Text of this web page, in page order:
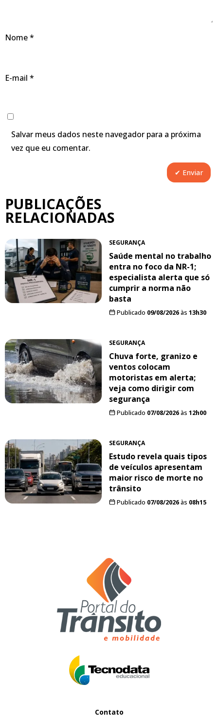
Nome*
E-mail *
Salvar meus dados neste navegador para a próxima
vez que eu comentar.
PUBLICAÇÕES
RELACIONADAS
SEGURANÇA
Saúde mental no trabalho
entra no foco da NR-1;
especialista alerta que só
cumprir a norma não
basta
Publicado 09/08/2026às 13h30
SEGURANÇA
Chuva forte, granizo e
ventos colocam
motoristas em alerta;
veja como dirigir com
segurança
Publicado 07/08/2026às 12h00
SEGURANÇA
Estudo revela quais tipos
de veículos apresentam
maior risco de morte no
trânsito
Publicado 07/08/2026às 08h15
Contato